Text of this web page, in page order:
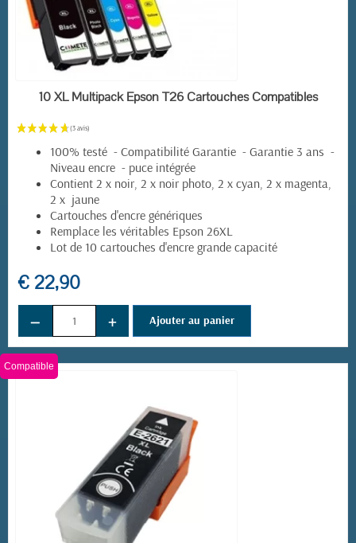
(4 avis)
EN STOCK
10 XL Multipack Epson T26 Cartouches Compatibles
100% testé - Compatibilité Garantie - Garantie 3 ans -
Niveau encre - puce intégrée
Contient 2 x noir, 2 x noir photo, 2 x cyan, 2 x magenta,
2 x jaune
Cartouches d'encre génériques
Remplace les véritables Epson 26XL
Lot de 10 cartouches d'encre grande capacité
€ 22,90
− + Ajouter au panier
Compatible